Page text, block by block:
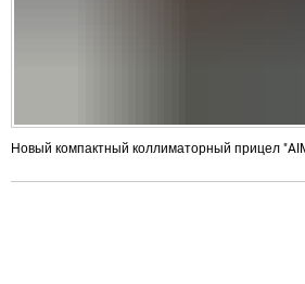
Новый компактный коллиматорный прицел